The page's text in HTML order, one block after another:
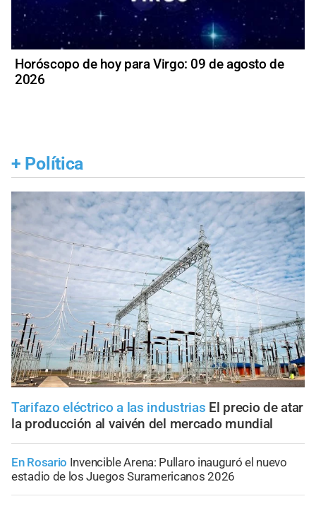
Horóscopo de hoy para Virgo: 09 de agosto de
2026
+ Política
Tarifazo eléctrico a las industrias El precio de atar
la producción al vaivén del mercado mundial
En Rosario Invencible Arena: Pullaro inauguró el nuevo
estadio de los Juegos Suramericanos 2026